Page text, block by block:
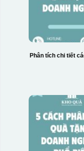
Phân tích chi tiết